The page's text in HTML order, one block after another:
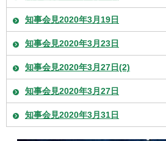
知事会見2020年3月19日
知事会見2020年3月23日
知事会見2020年3月27日(2)
知事会見2020年3月27日
知事会見2020年3月31日